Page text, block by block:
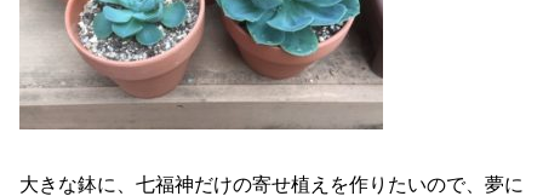
大きな鉢に、七福神だけの寄せ植えを作りたいので、夢に